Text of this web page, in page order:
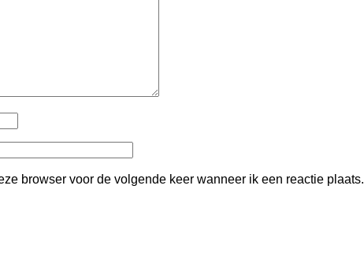
browser voor de volgende keer wanneer ik een reactie plaats.